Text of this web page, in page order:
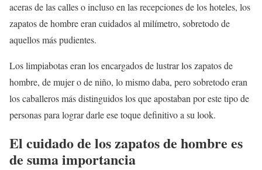
aceras de las calles o incluso en las recepciones de los hoteles, los
zapatos de hombre eran cuidados al milímetro, sobretodo de
aquellos más pudientes.
Los limpiabotas eran los encargados de lustrar los zapatos de
hombre, de mujer o de niño, lo mismo daba, pero sobretodo eran
los caballeros más distinguidos los que apostaban por este tipo de
personas para lograr darle ese toque definitivo a su look.
El cuidado de los zapatos de hombre es
de suma importancia